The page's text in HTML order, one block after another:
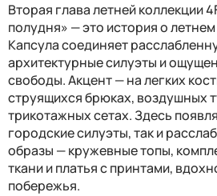
Вторая глава летней коллекции
полудня» — это история о
Капсула соединяет
архитектурные силуэты и
свободы. Акцент — на легких
струящихся брюках, воздушных
трикотажных сетах. Здесь
городские силуэты, так и
образы — кружевные топы,
ткани и платья с принтами,
побережья.